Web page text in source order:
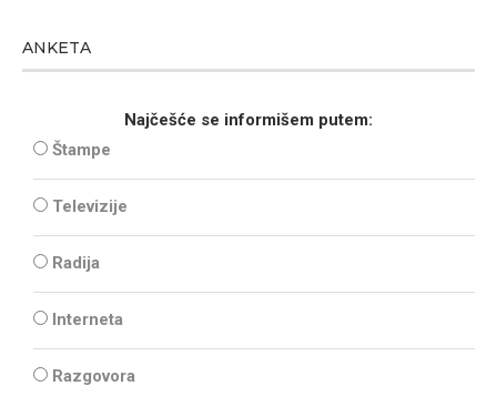
ANKETA
Najčešće se informišem putem:
Štampe
Televizije
Radija
Interneta
Razgovora